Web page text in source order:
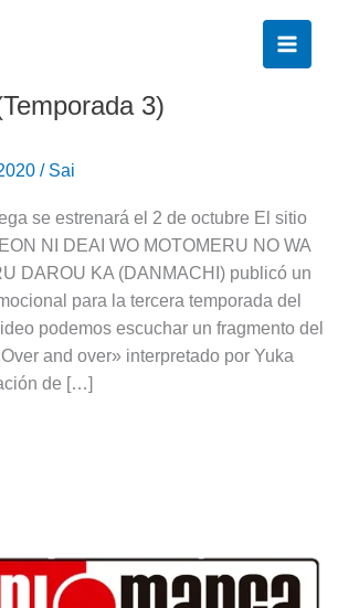
3)
/ Sai
se estrenará el 2 de octubre El sitio
NI DEAI WO MOTOMERU NO WA
DAROU KA (DANMACHI) publicó un
para la tercera temporada del
podemos escuchar un fragmento del
and over» interpretado por Yuka
de […]